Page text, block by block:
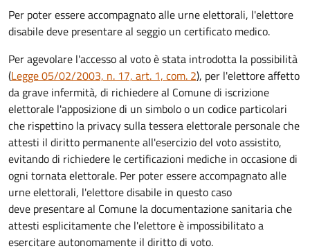
Per poter essere accompagnato alle urne elettorali, l'elettore
disabile deve presentare al seggio un certificato medico.
Per agevolare l'accesso al voto è stata introdotta la possibilità
(Legge 05/02/2003, n. 17, art. 1, com. 2), per l'elettore affetto
da grave infermità, di richiedere al Comune di iscrizione
elettorale l'apposizione di un simbolo o un codice particolari
che rispettino la privacy sulla tessera elettorale personale che
attesti il diritto permanente all'esercizio del voto assistito,
evitando di richiedere le certificazioni mediche in occasione di
ogni tornata elettorale. Per poter essere accompagnato alle
urne elettorali, l'elettore disabile in questo caso
deve presentare al Comune la documentazione sanitaria che
attesti esplicitamente che l'elettore è impossibilitato a
esercitare autonomamente il diritto di voto.